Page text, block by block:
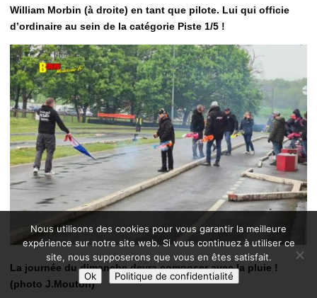
William Morbin (à droite) en tant que pilote. Lui qui officie
d’ordinaire au sein de la catégorie Piste 1/5 !
La journée du dimanche devra composer avec la pluie !
(photo J.Mouton)
Nous utilisons des cookies pour vous garantir la meilleure
expérience sur notre site web. Si vous continuez à utiliser ce
site, nous supposerons que vous en êtes satisfait.
Ok
Politique de confidentialité